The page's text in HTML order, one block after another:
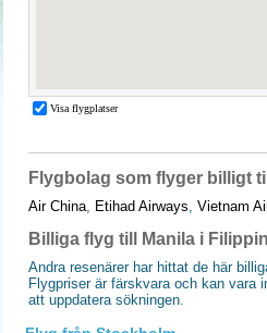
Flygbolag som flyger billigt
Air China, Etihad Airways, Vietnam
Billiga flyg till Manila i
Andra resenärer har hittat de här
Flygpriser är färskvara och kan vara
att uppdatera sökningen.